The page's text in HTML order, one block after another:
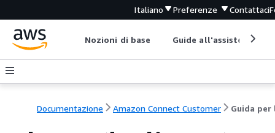
Italiano Preferenze Contattaci
Nozioni di base Guide all'assistenza
Documentazione Amazon Connect Customer